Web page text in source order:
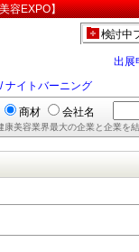
容EXPO】
検討中
出展
ナイトバーニング
商材 会社名
康美容業界最大の企業と企業を